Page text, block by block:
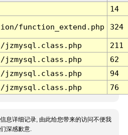
14
function_extend.php 324
jzmysql.class.php
211
jzmysql.class.php
62
jzmysql.class.php
94
jzmysql.class.php 76
息详细记录, 由此给您带来的访问不便我
们深感歉意.